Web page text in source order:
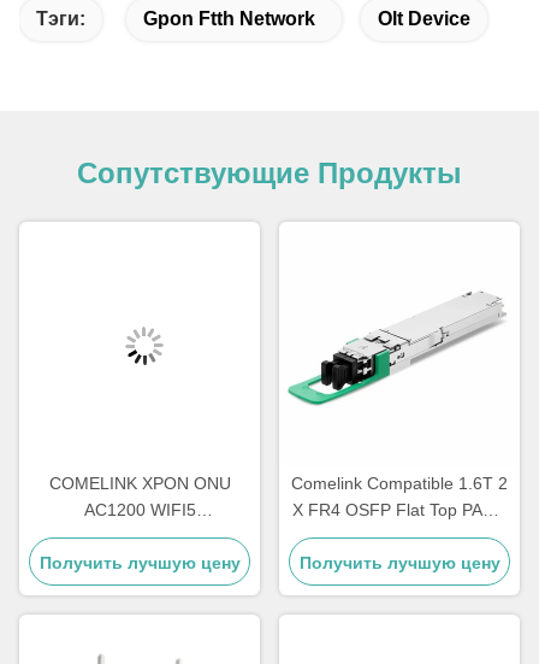
Тэги: Gpon Ftth Network Olt Device
Сопутствующие Продукты
COMELINK XPON ONU
AC1200 WIFI5
4GE+1POTS+WIFI
2.4G&5.8G Wireless Onu
Получить лучшую цену
Comelink Compatible 1.6T 2
X FR4 OSFP Flat Top PAM4
1310nm 2 км Дуплексный
LC/UPC SMF Модуль
оптического передатчика
InfiniBand
Получить лучшую цену